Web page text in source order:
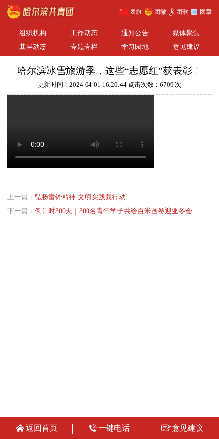
团旗 团徽 团歌 团章
组织机构 工作动态 通知公告
媒体聚焦
基层动态
专题专栏 学习园地 意见建议
哈尔滨冰雪旅游季，这些“志愿红”获表彰！
更新时间：2024-04-01 16:20:44 点击次数：6709 次
上一篇： 弘扬雷锋精神 文明实践我行动
下一篇： 倒计时300天｜300名青年学子共绘百米画卷迎亚冬会
返回首页 一键电话 意见建议